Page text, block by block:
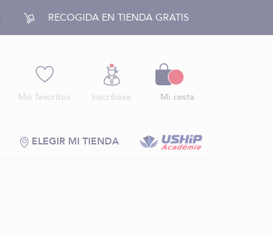
RECOGIDA EN TIENDA GRATIS
Mis favoritos Inscríbase Mi cesta
ELEGIR MI TIENDA